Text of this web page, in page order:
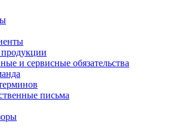
продукции
и сервисные обязательства
письма